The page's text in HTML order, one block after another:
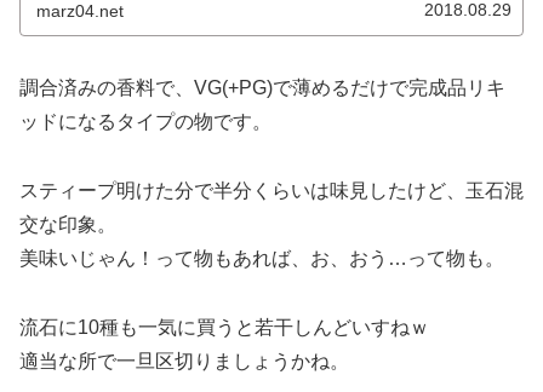
marz04.net 2018.08.29
調合済みの香料で、VG(+PG)で薄めるだけで完成品リキ
ッドになるタイプの物です。
スティープ明けた分で半分くらいは味見したけど、玉石混
交な印象。
美味いじゃん！って物もあれば、お、おう…って物も。
流石に10種も一気に買うと若干しんどいすねｗ
適当な所で一旦区切りましょうかね。